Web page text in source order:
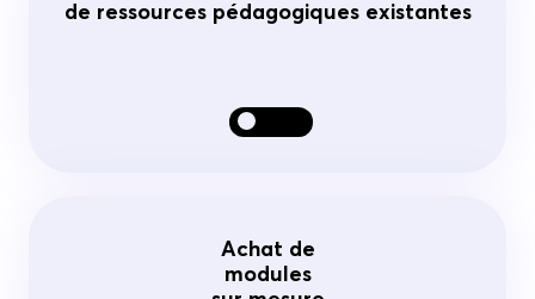
de ressources pédagogiques existantes
Achat de
modules